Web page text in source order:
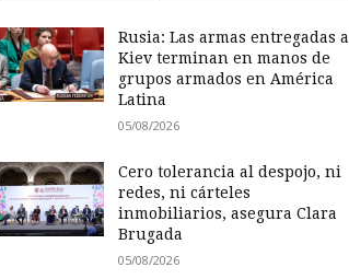
Rusia: Las armas entregadas a
Kiev terminan en manos de
grupos armados en América
Latina
05/08/2026
Cero tolerancia al despojo, ni
redes, ni cárteles
inmobiliarios, asegura Clara
Brugada
05/08/2026